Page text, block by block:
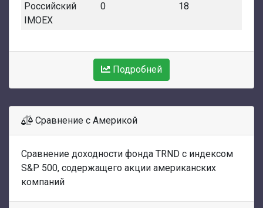
Российский
IMOEX
0 18
Подробней
Сравнение с Америкой
Сравнение доходности фонда TRND с индексом
S&P 500, содержащего акции американских
компаний